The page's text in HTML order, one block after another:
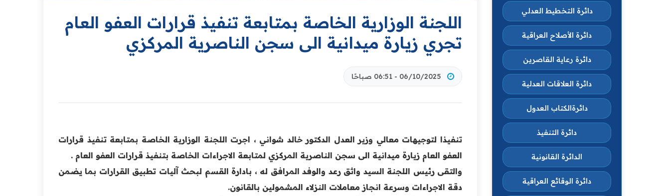
اللجنة الوزارية الخاصة بمتابعة تنفيذ قرارات العفو العام
تجري زيارة ميدانية الى سجن الناصرية المركزي
06/10/2025 - 06:51 صباحًا
‏‏تنفيذا لتوجيهات معالي وزير العدل الدكتور خالد شواني ، اجرت اللجنة الوزارية الخاصة بمتابعة تنفيذ قرارات
العفو العام زيارة ميدانية الى سجن الناصرية المركزي لمتابعة الاجراءات الخاصة بتنفيذ قرارات العفو العام .
‏‏والتقى رئيس اللجنة السيد واثق رعد والوفد المرافق له ، بادارة القسم لبحث آليات تطبيق القرارات بما يضمن
دقة الاجراءات وسرعة انجاز معاملات النزلاء المشمولين بالقانون.
دائرة التخطيط العدلي
دائرة الأصلاح العراقية
دائرة رعاية القاصرين
دائرة العلاقات العدلية
دائرةالكتاب العدول
دائرة التنفيذ
الدائرة القانونية
دائرة الوقائع العراقية